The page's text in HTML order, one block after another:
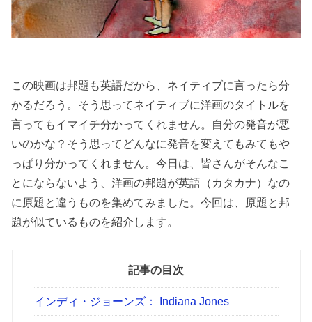
この映画は邦題も英語だから、ネイティブに言ったら分
かるだろう。そう思ってネイティブに洋画のタイトルを
言ってもイマイチ分かってくれません。自分の発音が悪
いのかな？そう思ってどんなに発音を変えてもみてもや
っぱり分かってくれません。今日は、皆さんがそんなこ
とにならないよう、洋画の邦題が英語（カタカナ）なの
に原題と違うものを集めてみました。今回は、原題と邦
題が似ているものを紹介します。
記事の目次
インディ・ジョーンズ： Indiana Jones